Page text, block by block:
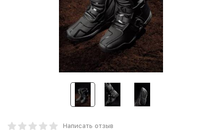
Написать отзыв